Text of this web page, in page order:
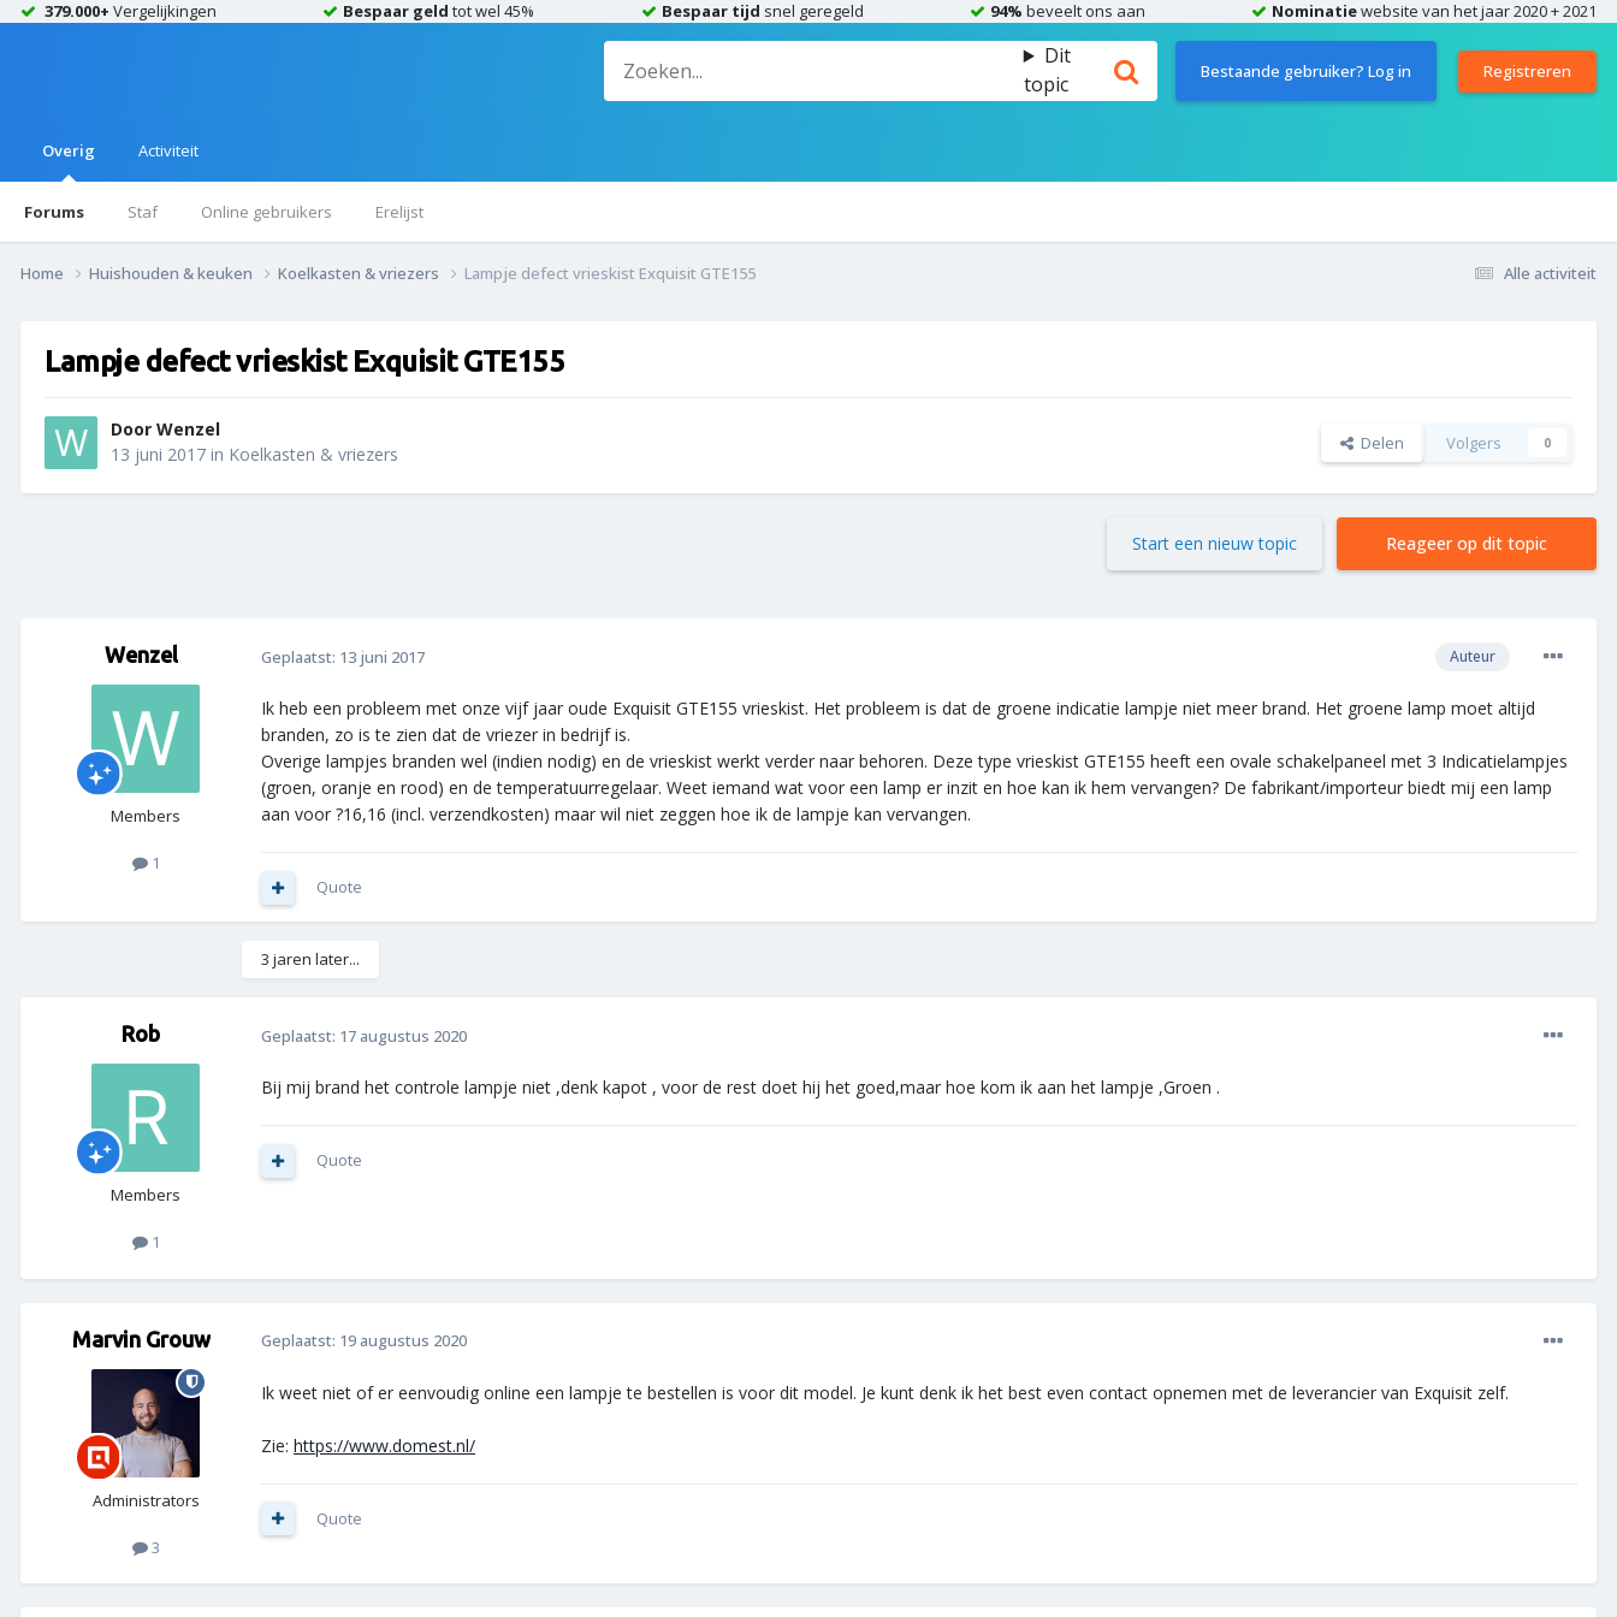
379.000+ Vergelijkingen Bespaar geld tot wel 45% Bespaar tijd snel geregeld 94% beveelt ons aan Nominatiewebsite van het jaar 2020 + 2021
Dit
topic
Bestaande gebruiker? Log in Registreren
Overig
Forums Staf Online gebruikers Erelijst
Activiteit
Alle activiteit
Home Huishouden & keuken Koelkasten & vriezers Lampje defect vrieskist Exquisit GTE155
Lampje defect vrieskist Exquisit GTE155
Door Wenzel
13 juni 2017 in Koelkasten & vriezers Delen Volgers 0
Reageer op dit topic
Start een nieuw topic
Wenzel
Members
1
Auteur
Geplaatst: 13 juni 2017
Ik heb een probleem met onze vijf jaar oude Exquisit GTE155 vrieskist. Het probleem is dat de groene indicatie lampje niet meer brand. Het groene lamp moet altijd
branden, zo is te zien dat de vriezer in bedrijf is.
Overige lampjes branden wel (indien nodig) en de vrieskist werkt verder naar behoren. Deze type vrieskist GTE155 heeft een ovale schakelpaneel met 3 Indicatielampjes
(groen, oranje en rood) en de temperatuurregelaar. Weet iemand wat voor een lamp er inzit en hoe kan ik hem vervangen? De fabrikant/importeur biedt mij een lamp
aan voor ?16,16 (incl. verzendkosten) maar wil niet zeggen hoe ik de lampje kan vervangen.
Quote
3 jaren later...
Rob
Members
1
Geplaatst: 17 augustus 2020
Bij mij brand het controle lampje niet ,denk kapot , voor de rest doet hij het goed,maar hoe kom ik aan het lampje ,Groen .
Quote
Marvin Grouw
Administrators
3
Geplaatst: 19 augustus 2020
Ik weet niet of er eenvoudig online een lampje te bestellen is voor dit model. Je kunt denk ik het best even contact opnemen met de leverancier van Exquisit zelf.
Zie: https://www.domest.nl/
Quote